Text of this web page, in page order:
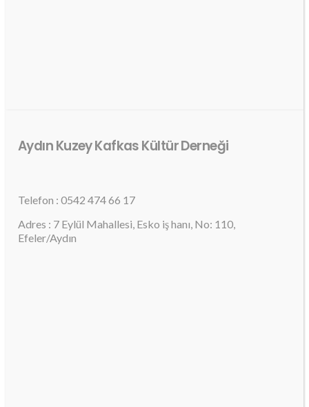
Aydın Kuzey Kafkas Kültür Derneği
Telefon : 0542 474 66 17
Adres : 7 Eylül Mahallesi, Esko iş hanı, No: 110,
Efeler/Aydın